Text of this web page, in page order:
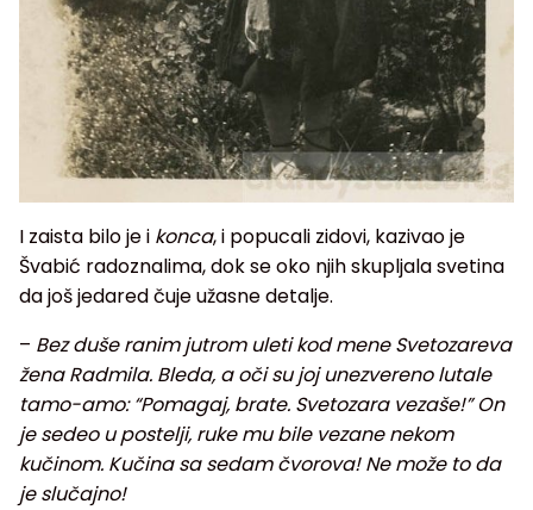
I zaista bilo je i konca, i popucali zidovi, kazivao je
Švabić radoznalima, dok se oko njih skupljala svetina
da još jedared čuje užasne detalje.
– Bez duše ranim jutrom uleti kod mene Svetozareva
žena Radmila. Bleda, a oči su joj unezvereno lutale
tamo-amo: “Pomagaj, brate. Svetozara vezaše!” On
je sedeo u postelji, ruke mu bile vezane nekom
kučinom. Kučina sa sedam čvorova! Ne može to da
je slučajno!